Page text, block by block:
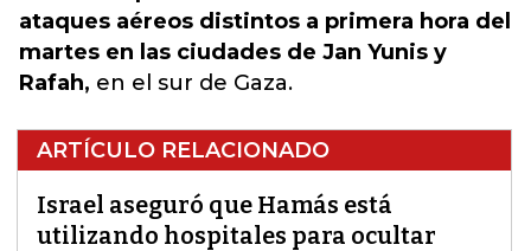
ataques aéreos distintos a primera hora del
martes en las ciudades de Jan Yunis y
Rafah, en el sur de Gaza.
ARTÍCULO RELACIONADO
Israel aseguró que Hamás está
utilizando hospitales para ocultar